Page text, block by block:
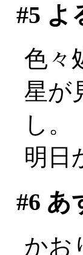
#5 よ
色々
星が
し。
明日
#6 あ
かお